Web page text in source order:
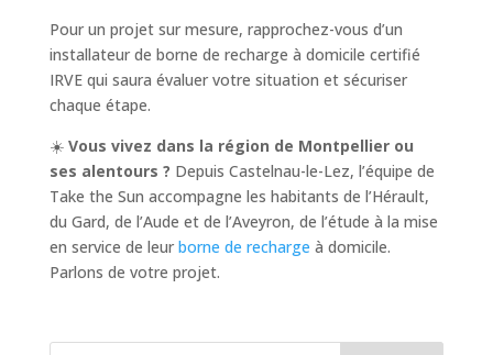
Pour un projet sur mesure, rapprochez-vous d’un
installateur de borne de recharge à domicile certifié
IRVE qui saura évaluer votre situation et sécuriser
chaque étape.
☀️ Vous vivez dans la région de Montpellier ou
ses alentours ? Depuis Castelnau-le-Lez, l’équipe de
Take the Sun accompagne les habitants de l’Hérault,
du Gard, de l’Aude et de l’Aveyron, de l’étude à la mise
en service de leur borne de recharge à domicile.
Parlons de votre projet.